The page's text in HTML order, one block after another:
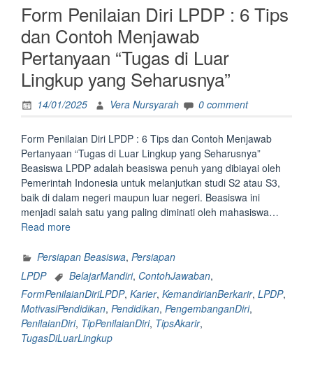
Mendaftar
Beasiswa
Form Penilaian Diri LPDP : 6 Tips
dan Contoh Menjawab
Pertanyaan “Tugas di Luar
Lingkup yang Seharusnya”
14/01/2025 Vera Nursyarah 0 comment
Form Penilaian Diri LPDP : 6 Tips dan Contoh Menjawab
Pertanyaan “Tugas di Luar Lingkup yang Seharusnya”
Beasiswa LPDP adalah beasiswa penuh yang dibiayai oleh
Pemerintah Indonesia untuk melanjutkan studi S2 atau S3,
baik di dalam negeri maupun luar negeri. Beasiswa ini
menjadi salah satu yang paling diminati oleh mahasiswa…
Read more“Form
Diri
LPDP
6
Tips
dan
Contoh
Persiapan Beasiswa, Persiapan
LPDP
BelajarMandiri, ContohJawaban,
FormPenilaianDiriLPDP, Karier, KemandirianBerkarir, LPDP,
MotivasiPendidikan, Pendidikan, PengembanganDiri,
PenilaianDiri, TipPenilaianDiri, TipsAkarir,
TugasDiLuarLingkup